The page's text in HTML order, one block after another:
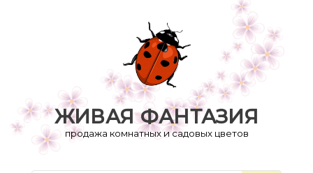
ЖИВАЯ ФАНТАЗИЯ
продажа комнатных и садовых цветов